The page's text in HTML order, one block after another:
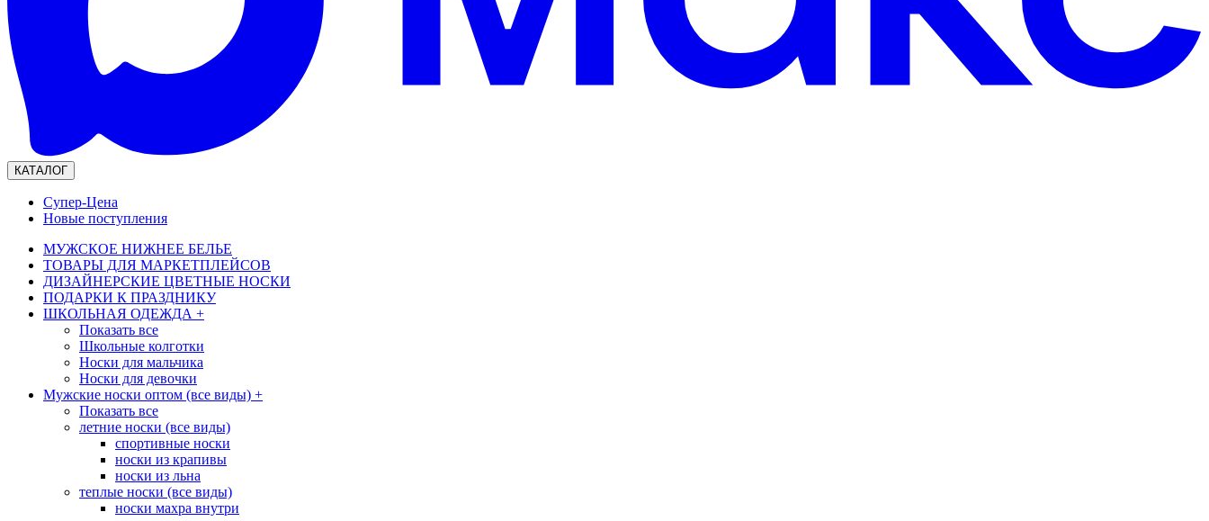
КАТАЛОГ
Супер-Цена
Новые поступления
МУЖСКОЕ НИЖНЕЕ БЕЛЬЕ
ТОВАРЫ ДЛЯ МАРКЕТПЛЕЙСОВ
ДИЗАЙНЕРСКИЕ ЦВЕТНЫЕ НОСКИ
ПОДАРКИ К ПРАЗДНИКУ
ШКОЛЬНАЯ ОДЕЖДА +
Показать все
Школьные колготки
Носки для мальчика
Носки для девочки
Мужские носки оптом (все виды) +
Показать все
летние носки (все виды)
спортивные носки
носки из крапивы
носки из льна
теплые носки (все виды)
носки махра внутри